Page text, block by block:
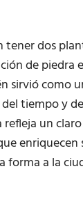
dos
de piedra
sirvió como
tiempo y
refleja un
enriquecen
forma a la